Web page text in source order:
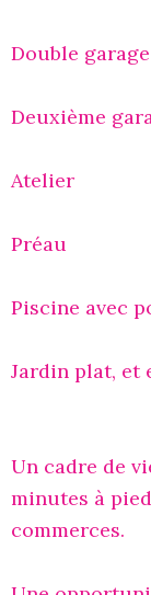
Double
Deuxième
Atelier
Préau
Piscine avec
Jardin plat, et
Un cadre de
minutes à
commerces.